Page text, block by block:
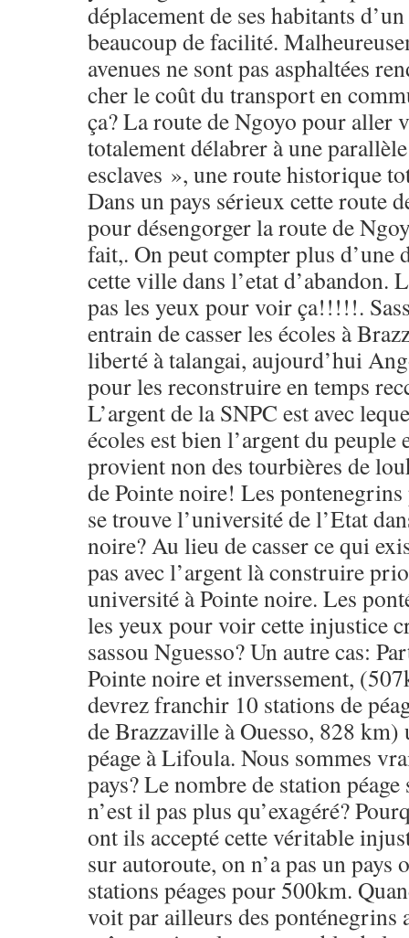
déplacement de ses habitants
beaucoup de facilité.
avenues ne sont pas asphaltées
cher le coût du transport en
ça? La route de Ngoyo pour aller
totalement délabrer à une
esclaves », une route historique
Dans un pays sérieux cette route
pour désengorger la route de
fait,. On peut compter plus d’une
cette ville dans l’etat d’abandon.
pas les yeux pour voir ça!!!!!.
entrain de casser les écoles à
liberté à talangai, aujourd’hui
pour les reconstruire en temps
L’argent de la SNPC est avec
écoles est bien l’argent du peuple
provient non des tourbières de
de Pointe noire! Les
se trouve l’université de l’Etat
noire? Au lieu de casser ce qui
pas avec l’argent là construire
université à Pointe noire. Les
les yeux pour voir cette injustice
sassou Nguesso? Un autre cas:
Pointe noire et inverssement,
devrez franchir 10 stations de
de Brazzaville à Ouesso, 828 km)
péage à Lifoula. Nous sommes
pays? Le nombre de station
n’est il pas plus qu’exagéré?
ont ils accepté cette véritable
sur autoroute, on n’a pas un pays
stations péages pour 500km.
voit par ailleurs des ponténegrins